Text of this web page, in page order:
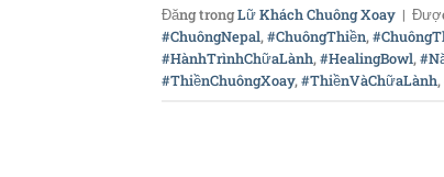
Đăng trongLữ Khách Chuông Xoay |
#ChuôngNepal, #ChuôngThiền,
#HànhTrìnhChữaLành, #HealingBowl,
#ThiềnChuôngXoay, #ThiềnVàChữaLành,